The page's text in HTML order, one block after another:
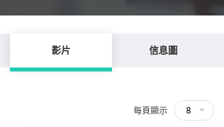
影片 信息圖
每頁顯示 8